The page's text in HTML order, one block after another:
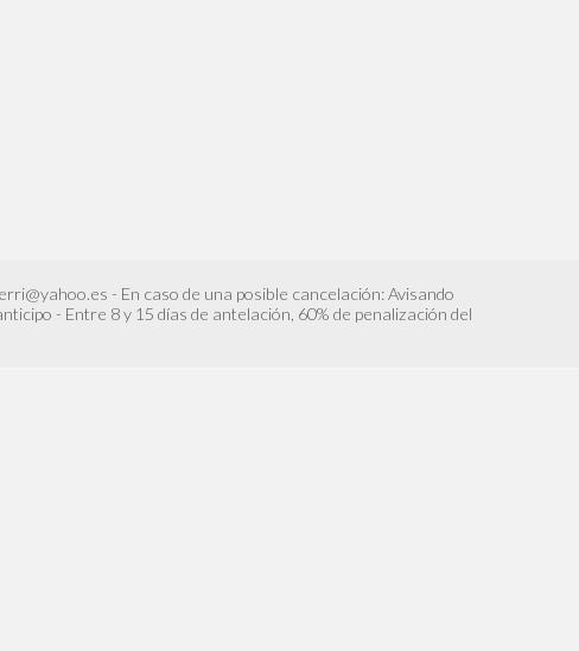
- En caso de una posible cancelación: Avisando
- Entre 8 y 15 días de antelación, 60% de penalización del